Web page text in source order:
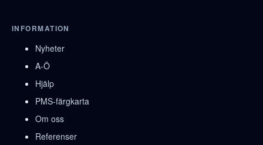
INFORMATION
Nyheter
A-Ö
Hjälp
PMS-färgkarta
Om oss
Referenser